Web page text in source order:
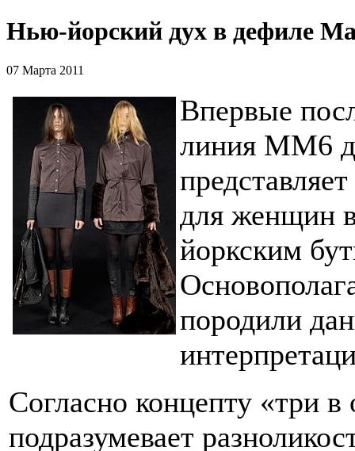
Нью-йорский дух в дефиле
07 Марта 2011
Впервые
линия MM6
для женщин
йоркским
породили
Согласно концепту «три
подразумевает